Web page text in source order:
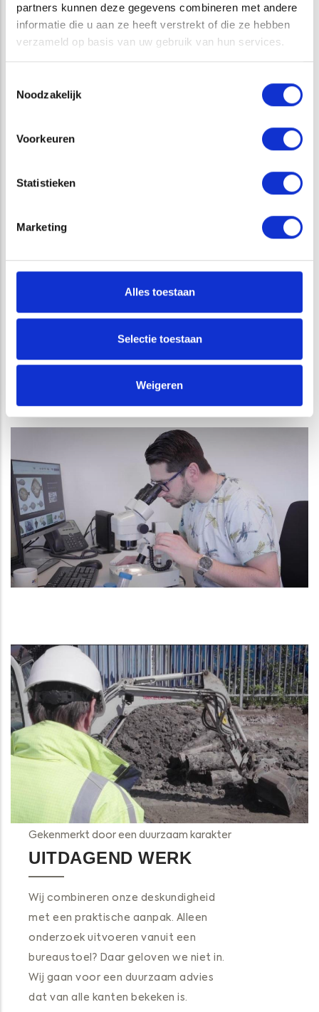
partners kunnen deze gegevens combineren met andere
informatie die u aan ze heeft verstrekt of die ze hebben
verzameld op basis van uw gebruik van hun services.
Noodzakelijk
Voorkeuren
Statistieken
Marketing
Alles toestaan
Selectie toestaan
Weigeren
DOORGRONDERS
kracht waarmee wij als onafhankelijk
Terrestrische Ecologie, Aquatische
Onze adviezen leveren wij
voornamelijk aan overheden,
bedrijfsleven, terreinbeheerders,
liefst zelf buiten verzamelen. Gewoon
Gekenmerkt door een duurzaam karakter
UITDAGEND WERK
Wij combineren onze deskundigheid
met een praktische aanpak. Alleen
onderzoek uitvoeren vanuit een
bureaustoel? Daar geloven we niet in.
Wij gaan voor een duurzaam advies
dat van alle kanten bekeken is.